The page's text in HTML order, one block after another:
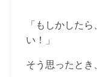
「もしかした
い！」
そう思ったとき